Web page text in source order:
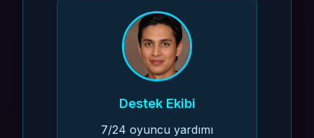
Destek Ekibi
7/24 oyuncu yardımı